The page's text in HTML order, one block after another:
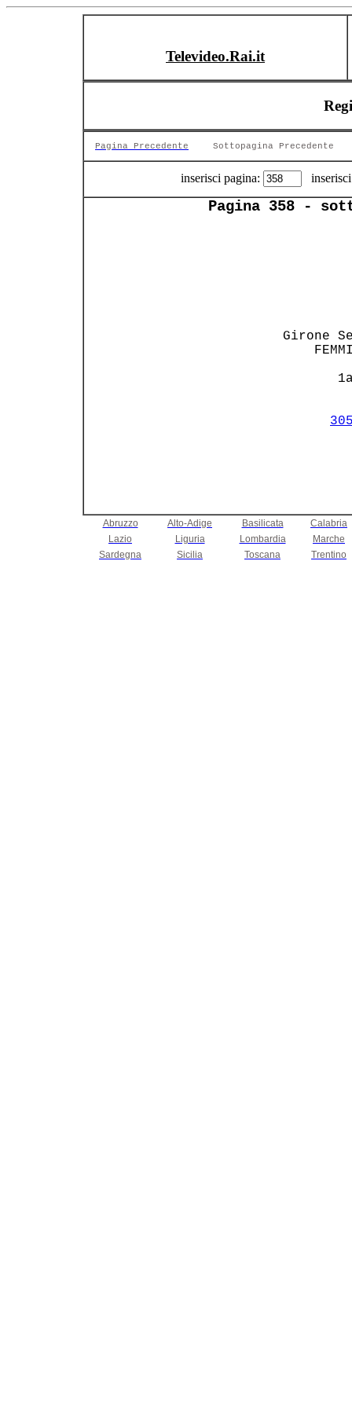
Televideo.Rai.it
Pagina Precedente Sottopagina Precedente
inserisci pagina:
Pagina 358 -
Abruzzo Alto-Adige Basilicata
Calabria
Lazio
Liguria Lombardia
Marche
Sardegna
Sicilia Toscana Trentino